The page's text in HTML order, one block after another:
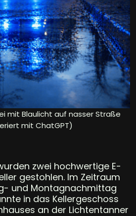
mit Blaulicht auf nasser Straße
mit ChatGPT)
zwei hochwertige E-
gestohlen. Im Zeitraum
und Montagnachmittag
in das Kellergeschoss
an der Lichtentanner